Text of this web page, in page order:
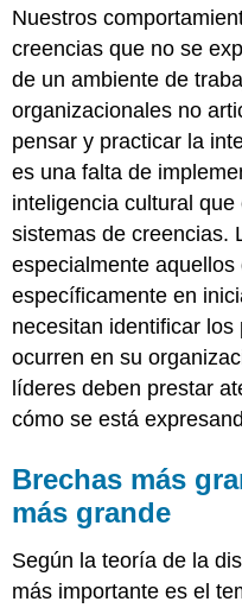
Nuestros
creencias que no se
de un ambiente de
organizacionales no
pensar y practicar la
es una falta de
inteligencia cultural
sistemas de creencias.
especialmente aquellos
específicamente en
necesitan identificar
ocurren en su
líderes deben prestar
cómo se está
Brechas más
más grande
Según la teoría de la
más importante es el